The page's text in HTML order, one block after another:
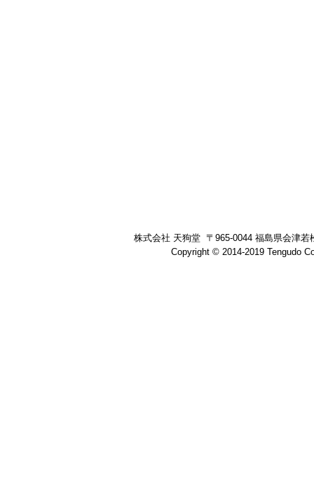
株式会社 天狗堂 〒965-0044 福島県会津若
Copyright © 2014-2019 Tengudo